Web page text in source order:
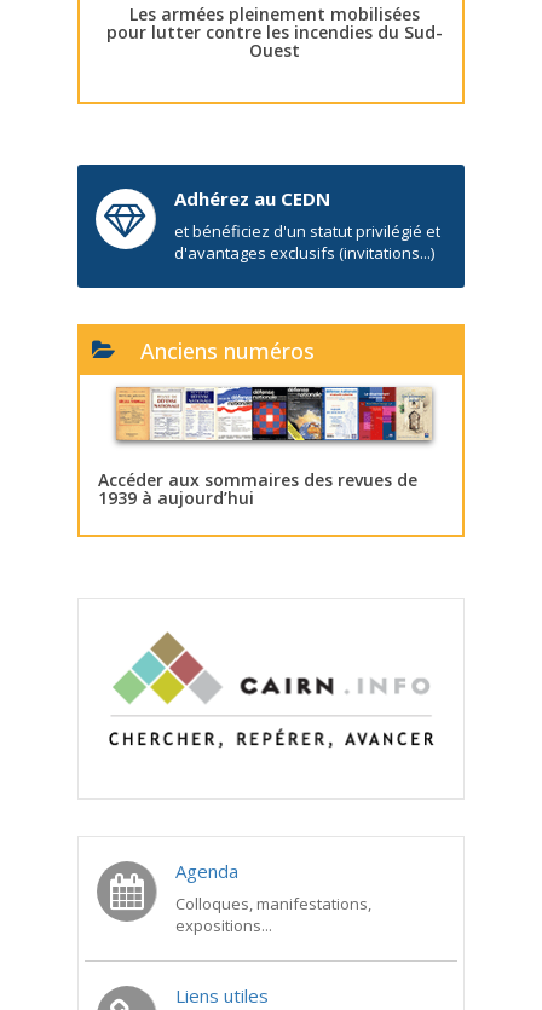
Les armées pleinement mobilisées
pour lutter contre les incendies du Sud-
Ouest
Adhérez au CEDN
et bénéficiez d'un statut privilégié et
d'avantages exclusifs (invitations...)
Anciens numéros
Accéder aux sommaires des revues de
1939 à aujourd’hui
Agenda
Colloques, manifestations,
expositions...
Liens utiles